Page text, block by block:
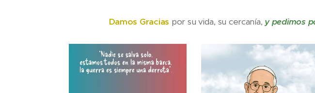
Damos Gracias por su vida, su cercanía, y pedimos